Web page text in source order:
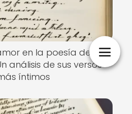
en la poesía de E.E.
análisis de sus versos
íntimos